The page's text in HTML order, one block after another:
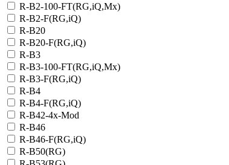
R-B2-100-FT(RG,iQ,Mx)
R-B2-F(RG,iQ)
R-B20
R-B20-F(RG,iQ)
R-B3
R-B3-100-FT(RG,iQ,Mx)
R-B3-F(RG,iQ)
R-B4
R-B4-F(RG,iQ)
R-B42-4x-Mod
R-B46
R-B46-F(RG,iQ)
R-B50(RG)